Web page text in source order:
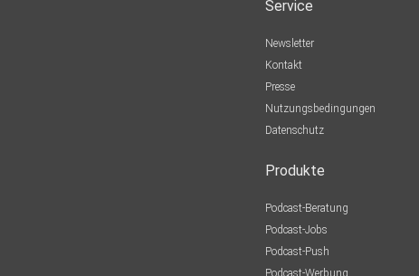
Service
Newsletter
Kontakt
Presse
Nutzungsbedingungen
Datenschutz
Produkte
Podcast-Beratung
Podcast-Jobs
Podcast-Push
Podcast-Werbung